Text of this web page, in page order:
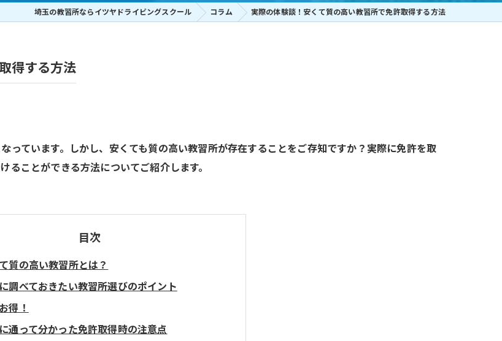
埼玉の教習所ならイツヤドライビングスクール コラム 実際の体験談！安くて質の高い教習所で免許取得する方法
得する方法
っています。しかし、安くても質の高い教習所が存在することをご存知ですか？実際に免許を取
ることができる方法についてご紹介します。
目次
質の高い教習所とは？
調べておきたい教習所選びのポイント
得！
通って分かった免許取得時の注意点